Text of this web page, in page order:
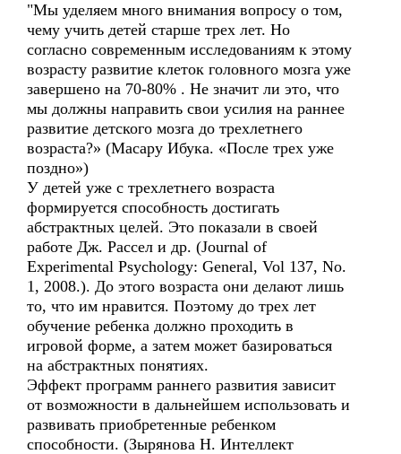
"Мы уделяем много внимания вопросу о том,
чему учить детей старше трех лет. Но
согласно современным исследованиям к этому
возрасту развитие клеток головного мозга уже
завершено на 70-80% . Не значит ли это, что
мы должны направить свои усилия на раннее
развитие детского мозга до трехлетнего
возраста?» (Масару Ибука. «После трех уже
поздно»)
У детей уже с трехлетнего возраста
формируется способность достигать
абстрактных целей. Это показали в своей
работе Дж. Рассел и др. (Journal of
Experimental Psychology: General, Vol 137, No.
1, 2008.). До этого возраста они делают лишь
то, что им нравится. Поэтому до трех лет
обучение ребенка должно проходить в
игровой форме, а затем может базироваться
на абстрактных понятиях.
Эффект программ раннего развития зависит
от возможности в дальнейшем использовать и
развивать приобретенные ребенком
способности. (Зырянова Н. Интеллект